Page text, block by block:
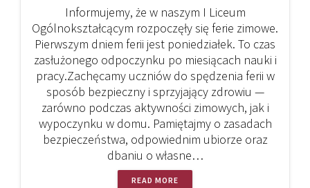
Informujemy, że w naszym I Liceum
Ogólnokształcącym rozpoczęły się ferie zimowe.
Pierwszym dniem ferii jest poniedziałek. To czas
zasłużonego odpoczynku po miesiącach nauki i
pracy.Zachęcamy uczniów do spędzenia ferii w
sposób bezpieczny i sprzyjający zdrowiu —
zarówno podczas aktywności zimowych, jak i
wypoczynku w domu. Pamiętajmy o zasadach
bezpieczeństwa, odpowiednim ubiorze oraz
dbaniu o własne…
READ MORE